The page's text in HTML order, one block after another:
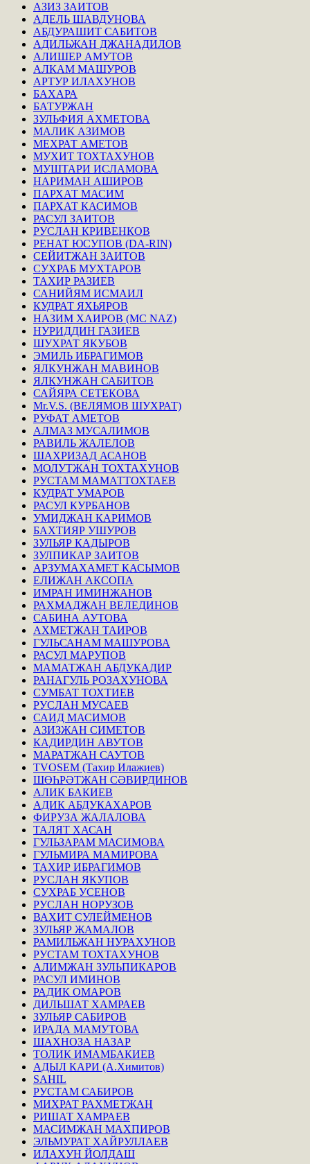
АЗИЗ ЗАИТОВ
АДЕЛЬ ШАВДУНОВА
АБДУРАШИТ САБИТОВ
АДИЛЬЖАН ДЖАНАДИЛОВ
АЛИШЕР АМУТОВ
АЛКАМ МАШУРОВ
АРТУР ИЛАХУНОВ
БАХАРА
БАТУРЖАН
ЗУЛЬФИЯ АХМЕТОВА
МАЛИК АЗИМОВ
МЕХРАТ АМЕТОВ
МУХИТ ТОХТАХУНОВ
МУШТАРИ ИСЛАМОВА
НАРИМАН АШИРОВ
ПАРХАТ МАСИМ
ПАРХАТ КАСИМОВ
РАСУЛ ЗАИТОВ
РУСЛАН КРИВЕНКОВ
РЕНАТ ЮСУПОВ (DA-RIN)
СЕЙИТЖАН ЗАИТОВ
СУХРАБ МУХТАРОВ
ТАХИР РАЗИЕВ
САНИЙЯМ ИСМАИЛ
КУДРАТ ЯХЬЯРОВ
НАЗИМ ХАИРОВ (MC NAZ)
НУРИДДИН ГАЗИЕВ
ШУХРАТ ЯКУБОВ
ЭМИЛЬ ИБРАГИМОВ
ЯЛКУНЖАН МАВИНОВ
ЯЛКУНЖАН САБИТОВ
САЙЯРА СЕТЕКОВА
Mr.V.S. (ВЕЛЯМОВ ШУХРАТ)
РУФАТ АМЕТОВ
АЛМАЗ МУСАЛИМОВ
РАВИЛЬ ЖАЛЕЛОВ
ШАХРИЗАД АСАНОВ
МОЛУТЖАН ТОХТАХУНОВ
РУСТАМ МАМАТТОХТАЕВ
КУДРАТ УМАРОВ
РАСУЛ КУРБАНОВ
УМИДЖАН КАРИМОВ
БАХТИЯР УШУРОВ
ЗУЛЬЯР КАДЫРОВ
ЗУЛПИКАР ЗАИТОВ
АРЗУМАХАМЕТ КАСЫМОВ
ЕЛИЖАН АКСОПА
ИМРАН ИМИНЖАНОВ
РАХМАДЖАН ВЕЛЕДИНОВ
САБИНА АУТОВА
АХМЕТЖАН ТАИРОВ
ГУЛЬСАНАМ МАШУРОВА
РАСУЛ МАРУПОВ
МАМАТЖАН АБДУКАДИР
РАНАГУЛЬ РОЗАХУНОВА
СУМБАТ ТОХТИЕВ
РУСЛАН МУСАЕВ
САИД МАСИМОВ
АЗИЗЖАН СИМЕТОВ
КАДИРДИН АВУТОВ
МАРАТЖАН САУТОВ
TVOSEM (Тахир Илажиев)
ШӨҺРӘТЖАН СӘВИРДИНОВ
АЛИК БАКИЕВ
АДИК АБДУКАХАРОВ
ФИРУЗА ЖАЛАЛОВА
ТАЛЯТ ХАСАН
ГУЛЬЗАРАМ МАСИМОВА
ГУЛЬМИРА МАМИРОВА
ТАХИР ИБРАГИМОВ
РУСЛАН ЯКУПОВ
СУХРАБ УСЕНОВ
РУСЛАН НОРУЗОВ
ВАХИТ СУЛЕЙМЕНОВ
ЗУЛЬЯР ЖАМАЛОВ
РАМИЛЬЖАН НУРАХУНОВ
РУСТАМ ТОХТАХУНОВ
АЛИМЖАН ЗУЛЬПИКАРОВ
РАСУЛ ИМИНОВ
РАДИК ОМАРОВ
ДИЛЬШАТ ХАМРАЕВ
ЗУЛЬЯР САБИРОВ
ИРАДА МАМУТОВА
ШАХНОЗА НАЗАР
ТОЛИК ИМАМБАКИЕВ
АДЫЛ КАРИ (А.Химитов)
SAHIL
РУСТАМ САБИРОВ
МИХРАТ РАХМЕТЖАН
РИШАТ ХАМРАЕВ
МАСИМЖАН МАХПИРОВ
ЭЛЬМУРАТ ХАЙРУЛЛАЕВ
ИЛАХУН ЙОЛДАШ